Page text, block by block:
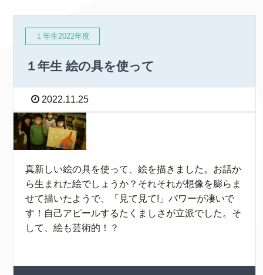
１年生2022年度
１年生 絵の具を使って
2022.11.25
真新しい絵の具を使って、絵を描きました。お話か
ら生まれた絵でしょうか？それそれが想像を膨らま
せて描いたようで、「見て見て!」パワーが凄いで
す！自己アピールするたくましさが立派でした。そ
して、絵も芸術的！？